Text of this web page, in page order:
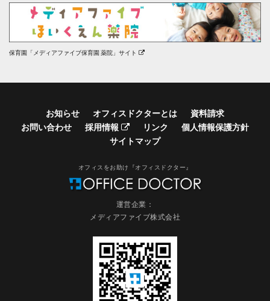
保育園「メディアファイブ保育園 薬院」サイト
お知らせ オフィスドクターとは
資料請求
お問い合わせ
採用情報 リンク
個人情報保護方針
サイトマップ
オフィスをお助け『オフィスドクター』
運営企業：
メディアファイブ株式会社